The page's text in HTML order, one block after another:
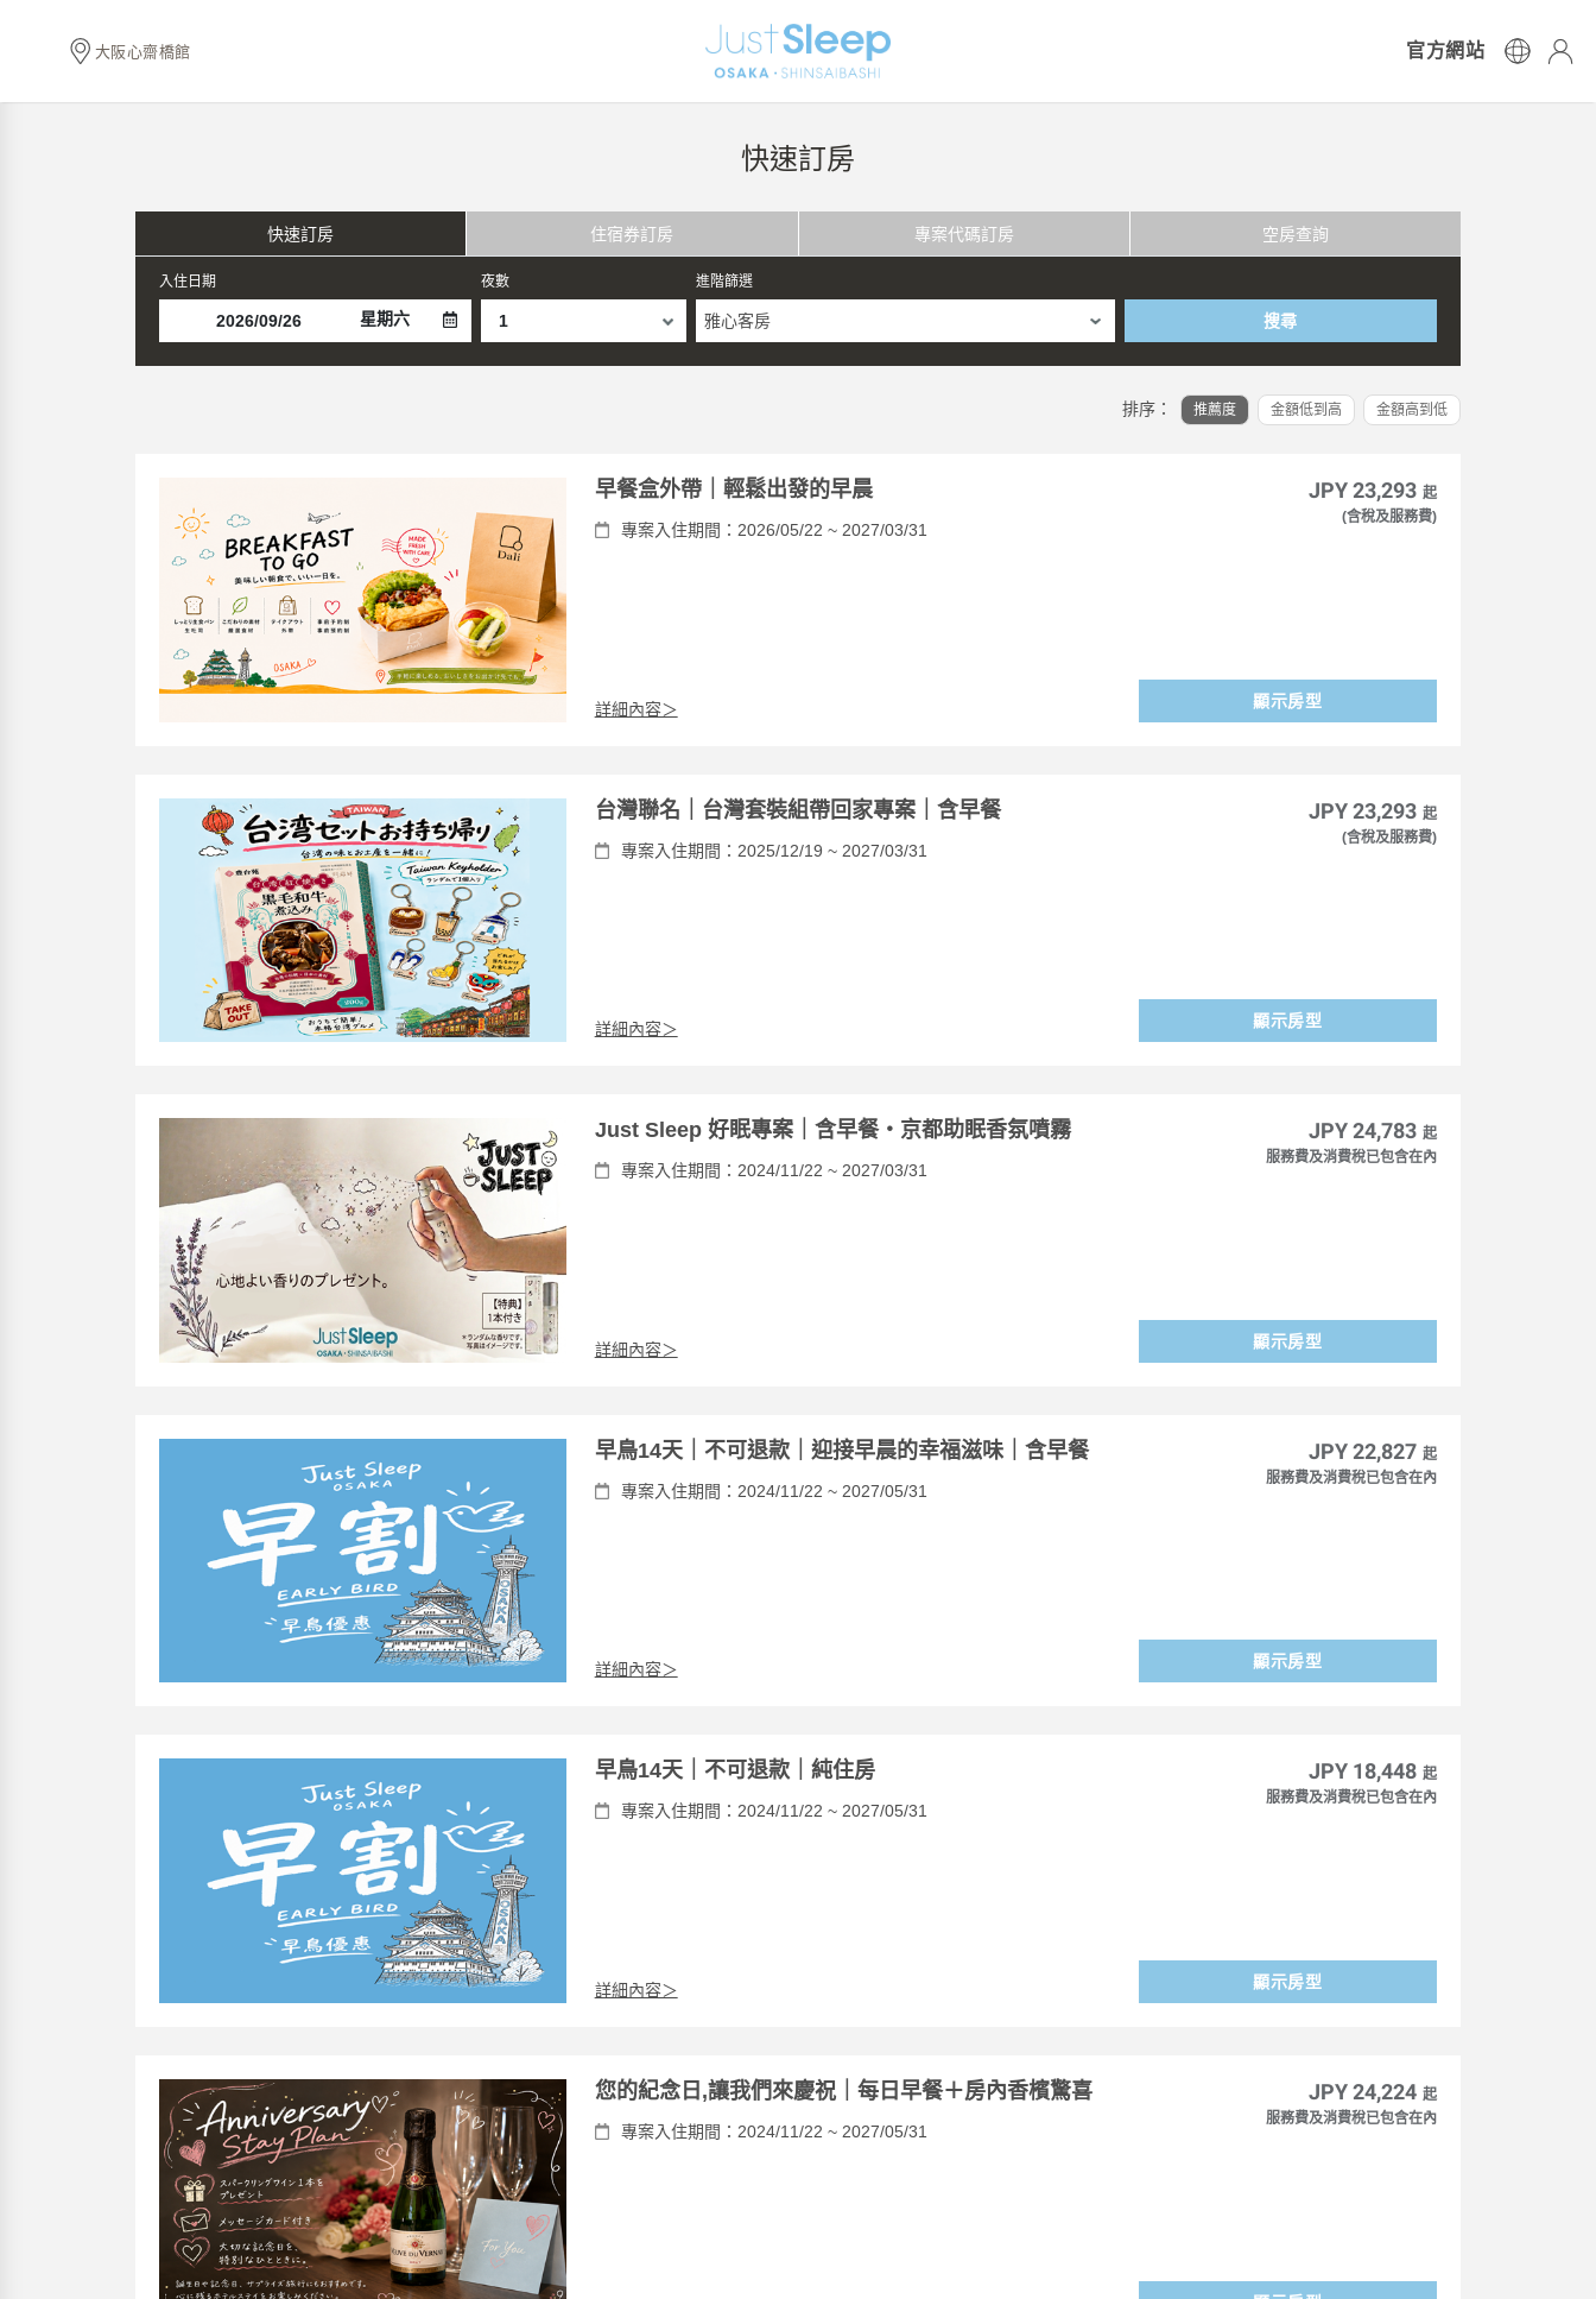
大阪心齋橋館 官方網站
快速訂房
快速訂房 住宿券訂房 專案代碼訂房 空房查詢
入住日期
星期六
夜數 進階篩選
雅心客房 搜尋
排序： 推薦度 金額低到高 金額高到低
早餐盒外帶｜輕鬆出發的早晨
專案入住期間：2026/05/22 ~ 2027/03/31
詳細內容＞
JPY 23,293 起
(含稅及服務費)
顯示房型
台灣聯名｜台灣套裝組帶回家專案｜含早餐
專案入住期間：2025/12/19 ~ 2027/03/31
詳細內容＞
JPY 23,293 起
(含稅及服務費)
顯示房型
Just Sleep 好眠專案｜含早餐・京都助眠香氛噴霧
專案入住期間：2024/11/22 ~ 2027/03/31
詳細內容＞
JPY 24,783 起
服務費及消費稅已包含在內
顯示房型
早鳥14天｜不可退款｜迎接早晨的幸福滋味｜含早餐
專案入住期間：2024/11/22 ~ 2027/05/31
詳細內容＞
JPY 22,827 起
服務費及消費稅已包含在內
顯示房型
早鳥14天｜不可退款｜純住房
專案入住期間：2024/11/22 ~ 2027/05/31
詳細內容＞
JPY 18,448 起
服務費及消費稅已包含在內
顯示房型
您的紀念日,讓我們來慶祝｜每日早餐＋房內香檳驚喜
專案入住期間：2024/11/22 ~ 2027/05/31
JPY 24,224 起
服務費及消費稅已包含在內